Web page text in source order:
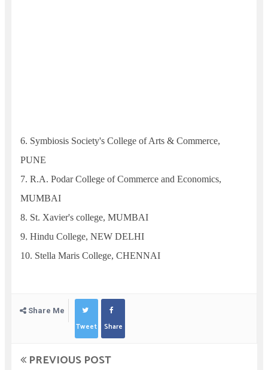
6. Symbiosis Society's College of Arts & Commerce,
PUNE
7. R.A. Podar College of Commerce and Economics,
MUMBAI
8. St. Xavier's college, MUMBAI
9. Hindu College, NEW DELHI
10. Stella Maris College, CHENNAI
Share Me
Tweet Share
PREVIOUS POST